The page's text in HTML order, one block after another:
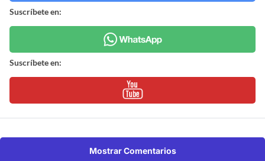
Suscríbete en:
Suscríbete en:
Mostrar Comentarios